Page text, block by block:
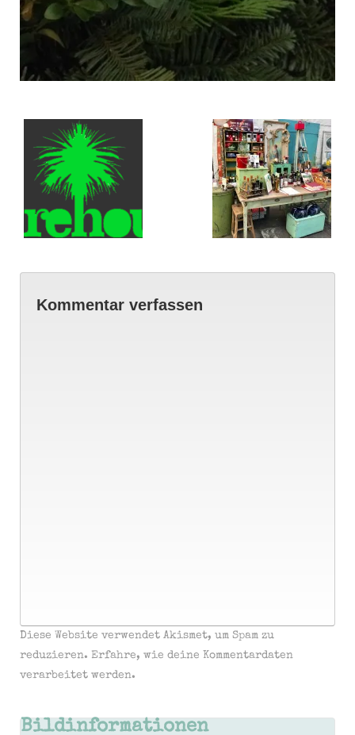
Kommentar verfassen
Diese Website verwendet Akismet, um Spam zu
reduzieren. Erfahre, wie deine Kommentardaten
verarbeitet werden.
Bildinformationen